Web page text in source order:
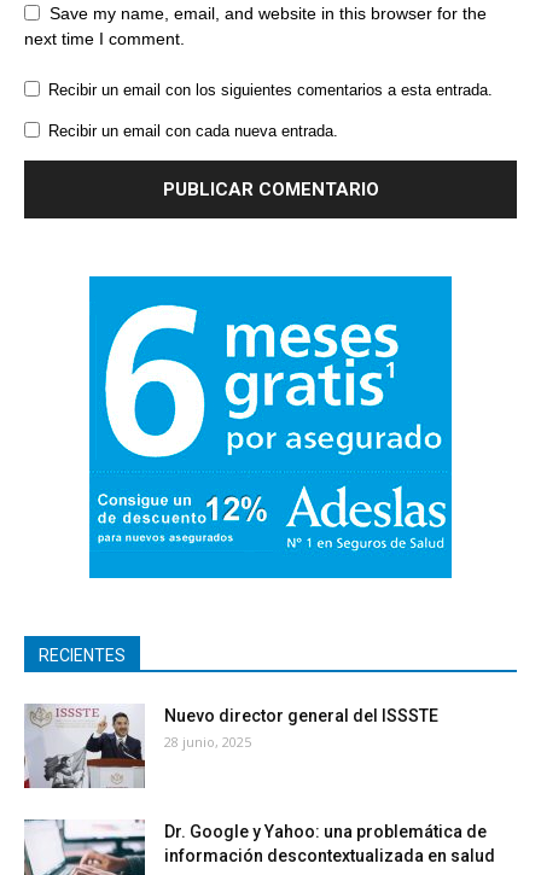
Save my name, email, and website in this browser for the
next time I comment.
Recibir un email con los siguientes comentarios a esta entrada.
Recibir un email con cada nueva entrada.
RECIENTES
Nuevo director general del ISSSTE
28 junio, 2025
Dr. Google y Yahoo: una problemática de
información descontextualizada en salud